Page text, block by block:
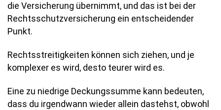
die Versicherung übernimmt, und das ist bei der
Rechtsschutzversicherung ein entscheidender
Punkt.
Rechtsstreitigkeiten können sich ziehen, und je
komplexer es wird, desto teurer wird es.
Eine zu niedrige Deckungssumme kann bedeuten,
dass du irgendwann wieder allein dastehst, obwohl